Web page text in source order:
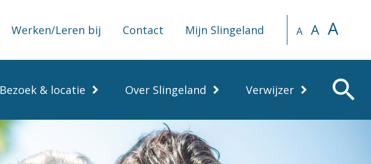
Werken/Leren bij Contact Mijn Slingeland A A A
Bezoek & locatie Over Slingeland Verwijzer search